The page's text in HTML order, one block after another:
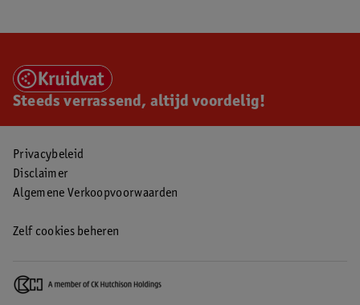
Steeds verrassend, altijd voordelig!
Privacybeleid
Disclaimer
Algemene Verkoopvoorwaarden
Zelf cookies beheren